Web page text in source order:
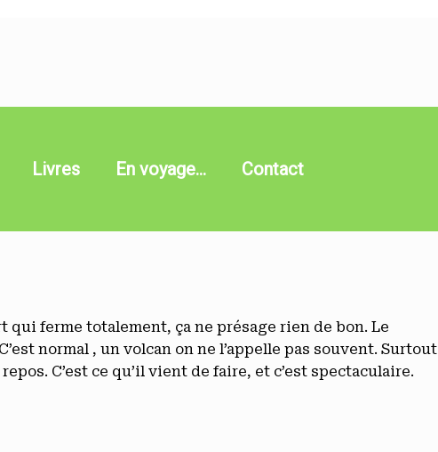
Livres En voyage… Contact
qui ferme totalement, ça ne présage rien de bon. Le
normal , un volcan on ne l’appelle pas souvent. Surtout
C’est ce qu’il vient de faire, et c’est spectaculaire.